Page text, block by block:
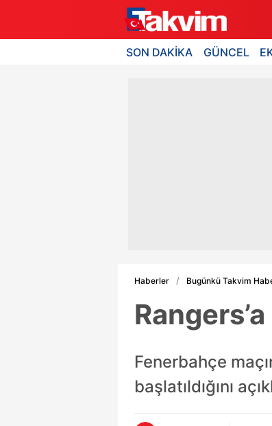
SON DAKİKA GÜNCEL
Haberler Bugünkü Takvim
Fenerbahçe
başlatıldığını